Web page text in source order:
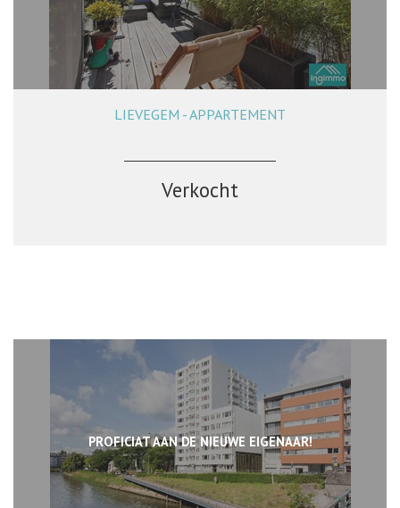
129 m² 3 1
LIEVEGEM - APPARTEMENT
Verkocht
PROFICIAT AAN DE NIEUWE EIGENAAR!